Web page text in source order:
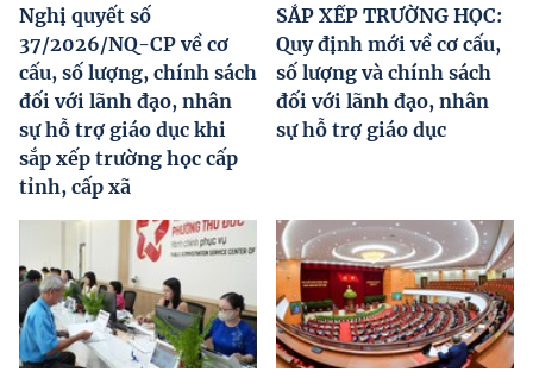
Nghị quyết số
37/2026/NQ-CP về cơ
cấu, số lượng, chính sách
đối với lãnh đạo, nhân
sự hỗ trợ giáo dục khi
sắp xếp trường học cấp
tỉnh, cấp xã
SẮP XẾP TRƯỜNG HỌC:
Quy định mới về cơ cấu,
số lượng và chính sách
đối với lãnh đạo, nhân
sự hỗ trợ giáo dục